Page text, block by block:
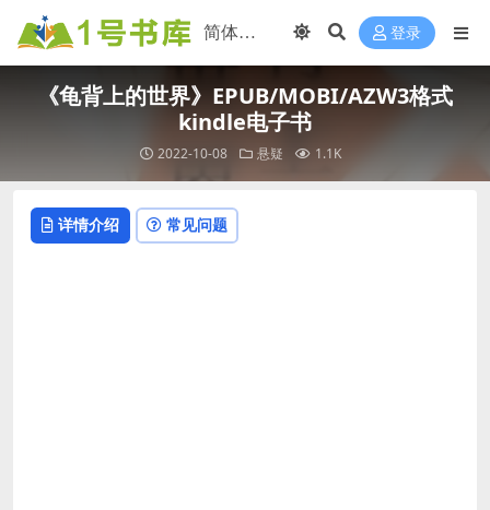
登录
《龟背上的世界》EPUB/MOBI/AZW3格式
kindle电子书
2022-10-08 悬疑 1.1K
详情介绍 常见问题